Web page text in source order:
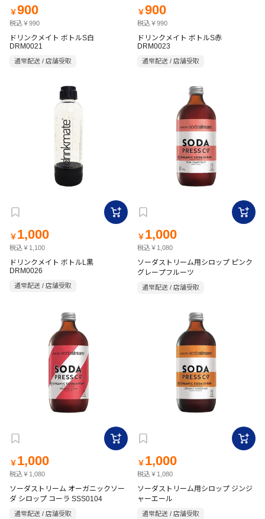
￥900
税込￥990
ドリンクメイト ボトルS白
DRM0021
通常配送 / 店舗受取
￥900
税込￥990
ドリンクメイト ボトルS赤
DRM0023
通常配送 / 店舗受取
￥ 1,000
税込￥1,100
ドリンクメイト ボトルL黒
DRM0026
通常配送 / 店舗受取
￥ 1,000
税込￥1,080
ソーダストリーム用シロップ ピンク
グレープフルーツ
通常配送 / 店舗受取
￥ 1,000
税込￥1,080
ソーダストリーム オーガニックソー
ダ シロップ コーラ SSS0104
通常配送 / 店舗受取
￥ 1,000
税込￥1,080
ソーダストリーム用シロップ ジンジ
ャーエール
通常配送 / 店舗受取